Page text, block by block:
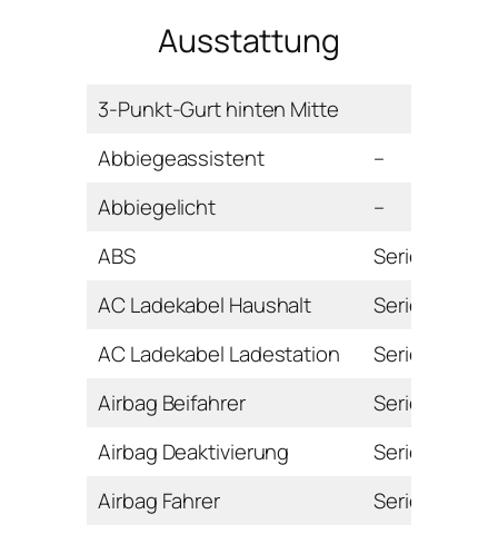
Ausstattung
3-Punkt-Gurt hinten Mitte
Abbiegeassistent
–
Abbiegelicht
–
ABS
Serie
AC Ladekabel Haushalt
Serie
AC Ladekabel Ladestation
Serie
Airbag Beifahrer
Serie
Airbag Deaktivierung
Serie
Airbag Fahrer
Serie